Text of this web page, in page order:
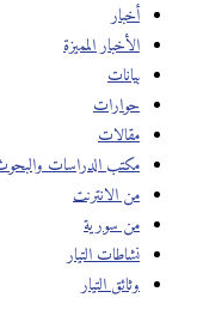
أخبار
الأخبار المميزة
بيانات
حوارات
مقالات
مكتب الدراسات والبحوث
من الانترنت
من سورية
نشاطات التيار
وثائق التيار